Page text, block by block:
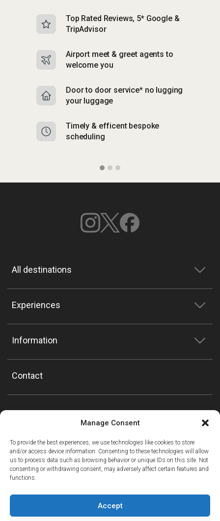
Manage Consent
To provide the best experiences, we use technologies like cookies to store
and/or access device information. Consenting to these technologies will allow
us to process data such as browsing behavior or unique IDs on this site. Not
consenting or withdrawing consent, may adversely affect certain features and
functions.
Accept
Top Rated Reviews, 5* Google &
TripAdvisor
Airport meet & greet agents to
welcome you
Door to door service* no lugging
your luggage
Timely & efficent bespoke
scheduling
All destinations
Experiences
Information
Contact